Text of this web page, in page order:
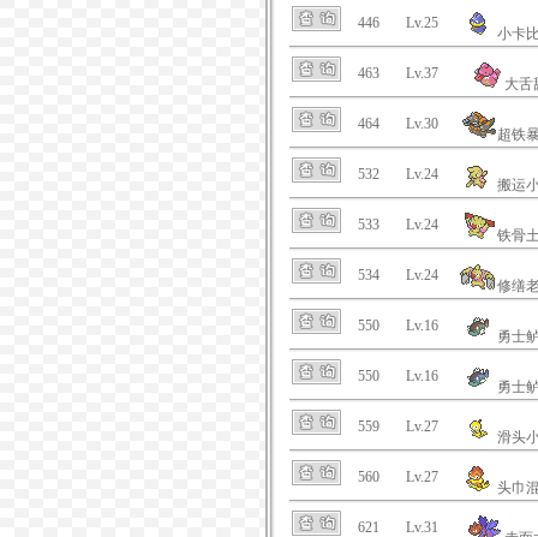
446 Lv.25
小卡
463 Lv.37
大舌
464 Lv.30
超铁
532 Lv.24
搬运
533 Lv.24
铁骨
534 Lv.24
修缮
550 Lv.16
勇士
550 Lv.16
勇士
559 Lv.27
滑头
560 Lv.27
头巾
621 Lv.31